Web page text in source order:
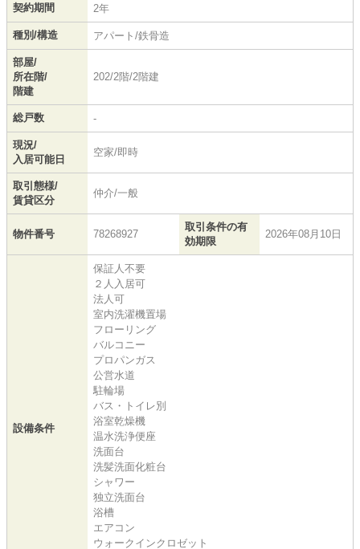
契約期間 2年
種別/構造 アパート/鉄骨造
部屋/
所在階/
階建
202/2階/2階建
総戸数 -
現況/
入居可能日
空家/即時
取引態様/
賃貸区分
仲介/一般
物件番号 78268927
取引条件の有
効期限
2026年08月10日
設備条件
保証人不要
２人入居可
法人可
室内洗濯機置場
フローリング
バルコニー
プロパンガス
公営水道
駐輪場
バス・トイレ別
浴室乾燥機
温水洗浄便座
洗面台
洗髪洗面化粧台
シャワー
独立洗面台
浴槽
エアコン
ウォークインクロゼット